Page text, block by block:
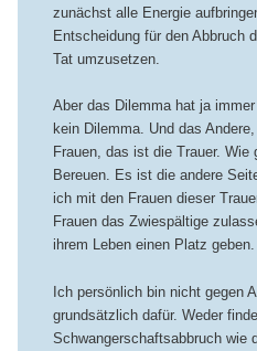
zunächst alle Energie
Entscheidung für den Abbruch
Tat umzusetzen.
Aber das Dilemma hat ja
kein Dilemma. Und das
Frauen, das ist die Trauer.
Bereuen. Es ist die andere
ich mit den Frauen dieser
Frauen das Zwiespältige
ihrem Leben einen Platz geben.
Ich persönlich bin nicht gegen
grundsätzlich dafür. Weder
Schwangerschaftsabbruch wie